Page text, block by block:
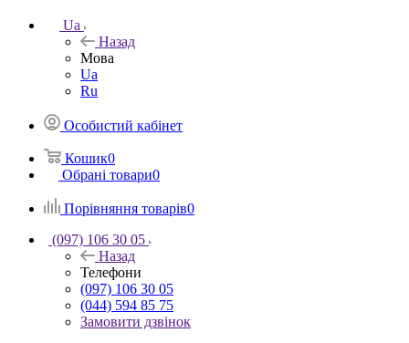
Ua
Назад
Мова
Ua
Ru
Особистий кабінет
Кошик0
Обрані товари0
Порівняння товарів0
(097) 106 30 05
Назад
Телефони
(097) 106 30 05
(044) 594 85 75
Замовити дзвінок